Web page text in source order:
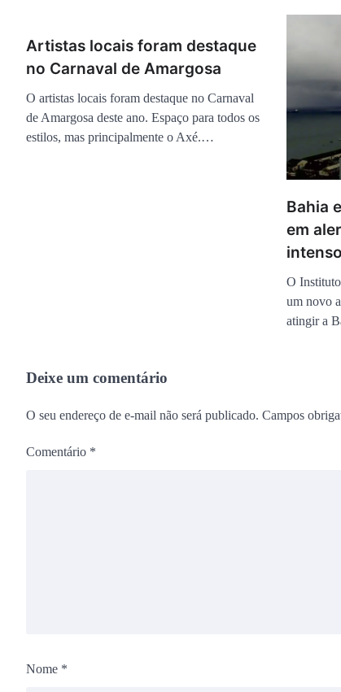
Artistas locais foram destaque
no Carnaval de Amargosa
O artistas locais foram destaque no Carnaval
de Amargosa deste ano. Espaço para todos os
estilos, mas principalmente o Axé.…
Bahia
em
O
um novo
atingir a
Deixe um comentário
O seu endereço de e-mail não será publicado. Campos
Comentário *
Nome *